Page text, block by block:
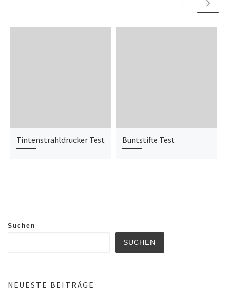
Tintenstrahldrucker Test Buntstifte Test
Suchen
SUCHEN
NEUESTE BEITRÄGE